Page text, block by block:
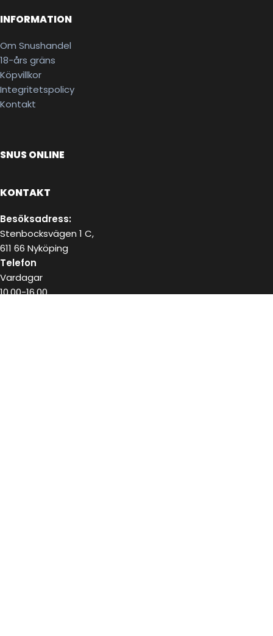
INFORMATION
Om Snushandel
18-års gräns
Köpvillkor
Integritetspolicy
Kontakt
SNUS ONLINE
KONTAKT
Besöksadress:
Stenbocksvägen 1 C,
611 66 Nyköping
Telefon
Vardagar
10.00-16.00